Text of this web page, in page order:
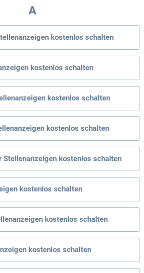
A
kostenlos schalten
kostenlos schalten
kostenlos schalten
kostenlos schalten
kostenlos schalten
kostenlos schalten
kostenlos schalten
kostenlos schalten